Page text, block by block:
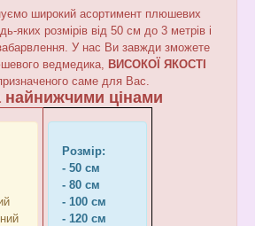
широкий асортимент плюшевих
яких розмірів від 50 см до 3 метрів і
У нас Ви завжди зможете
ведмедика, ВИСОКОЇ ЯКОСТІ
саме для Вас.
найнижчими цінами
Розмір:
- 50 см
- 80 см
- 100 см
- 120 см